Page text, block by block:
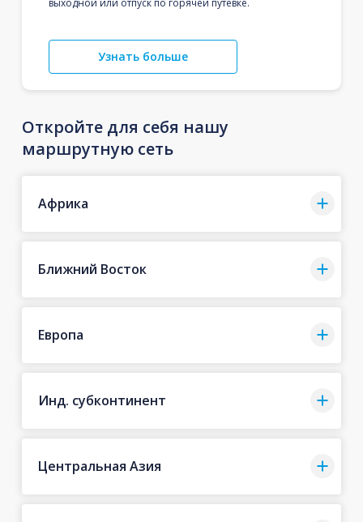
Узнать больше
Откройте для себя нашу
маршрутную сеть
Африка
Ближний Восток
Европа
Инд. субконтинент
Центральная Азия